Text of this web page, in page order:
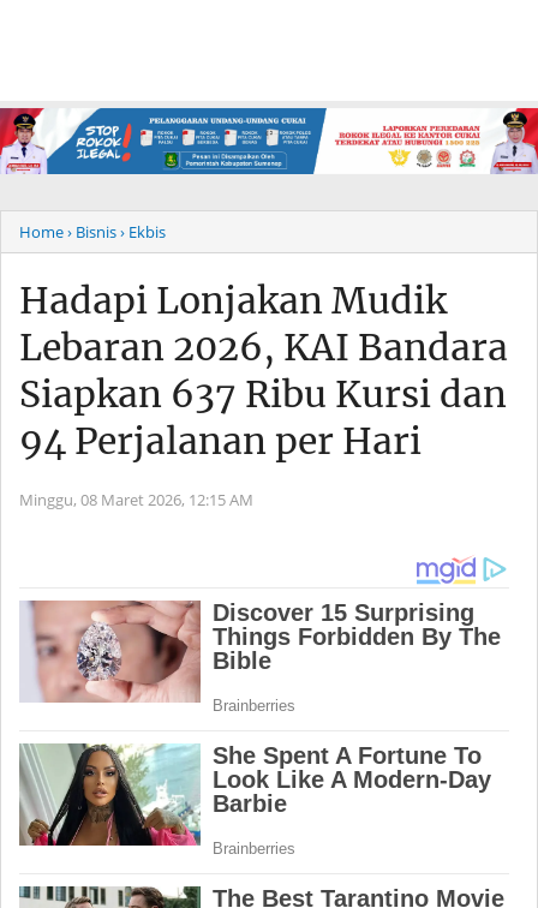
Home› Bisnis› Ekbis
Hadapi Lonjakan Mudik
Lebaran 2026, KAI Bandara
Siapkan 637 Ribu Kursi dan
94 Perjalanan per Hari
Minggu, 08 Maret 2026, 12:15 AM